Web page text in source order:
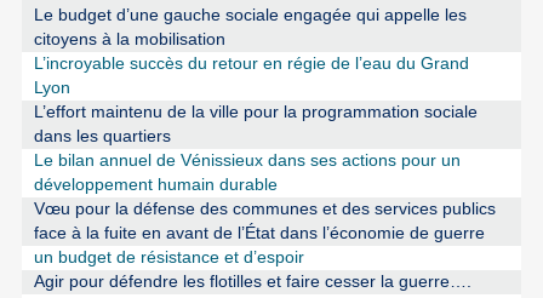
Le budget d’une gauche sociale engagée qui appelle les
citoyens à la mobilisation
L’incroyable succès du retour en régie de l’eau du Grand
Lyon
L’effort maintenu de la ville pour la programmation sociale
dans les quartiers
Le bilan annuel de Vénissieux dans ses actions pour un
développement humain durable
Vœu pour la défense des communes et des services publics
face à la fuite en avant de l’État dans l’économie de guerre
un budget de résistance et d’espoir
Agir pour défendre les flotilles et faire cesser la guerre….